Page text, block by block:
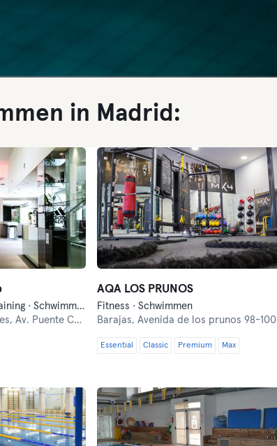
in Madrid:
Fitness · Funktionelles Training · Schwimmen
Av. Puente Cultural, 1
AQA LOS PRUNOS
Fitness · Schwimmen
Barajas, Avenida de los prunos 98-100
Essential Classic Premium Max